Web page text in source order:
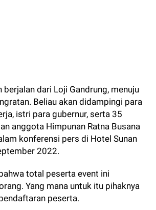
berjalan dari Loji Gandrung, menuju
Beliau akan didampingi para
istri para gubernur, serta 35
anggota Himpunan Ratna Busana
konferensi pers di Hotel Sunan
2022.
total peserta event ini
Yang mana untuk itu pihaknya
peserta.